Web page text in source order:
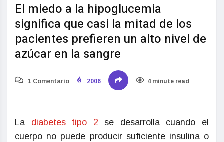
El miedo a la hipoglucemia
significa que casi la mitad de los
pacientes prefieren un alto nivel de
azúcar en la sangre
1 Comentario 2006 4 minute read
La diabetes tipo 2 se desarrolla cuando el
cuerpo no puede producir suficiente insulina o